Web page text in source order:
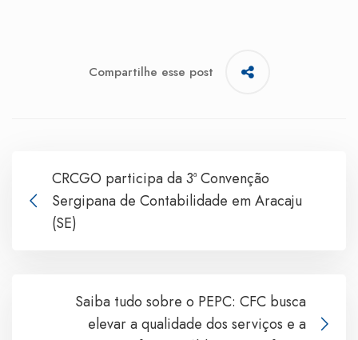
Compartilhe esse post
CRCGO participa da 3ª Convenção
Sergipana de Contabilidade em Aracaju
(SE)
Saiba tudo sobre o PEPC: CFC busca
elevar a qualidade dos serviços e a